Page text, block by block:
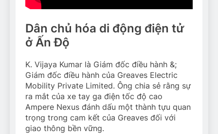
Dân chủ hóa di động điện tử
ở Ấn Độ
K. Vijaya Kumar là Giám đốc điều hành &;
Giám đốc điều hành của Greaves Electric
Mobility Private Limited. Ông chia sẻ rằng sự
ra mắt của xe tay ga điện tốc độ cao
Ampere Nexus đánh dấu một thành tựu quan
trọng trong cam kết của Greaves đối với
giao thông bền vững.